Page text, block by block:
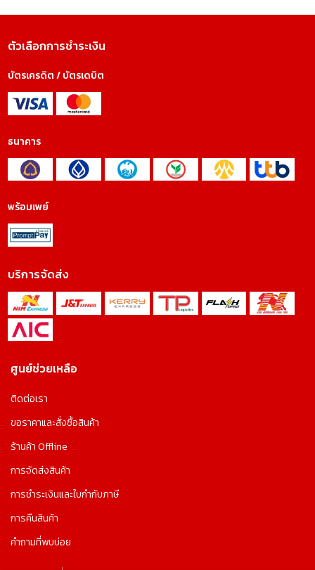
ตัวเลือกการชำระเงิน
บัตรเครดิต / บัตรเดบิต
ธนาคาร
พร้อมเพย์
บริการจัดส่ง
ศูนย์ช่วยเหลือ
ติดต่อเรา
ขอราคาและสั่งซื้อสินค้า
ร้านค้า Offline
การจัดส่งสินค้า
การชำระเงินและใบกำกับภาษี
การคืนสินค้า
คำถามที่พบบ่อย